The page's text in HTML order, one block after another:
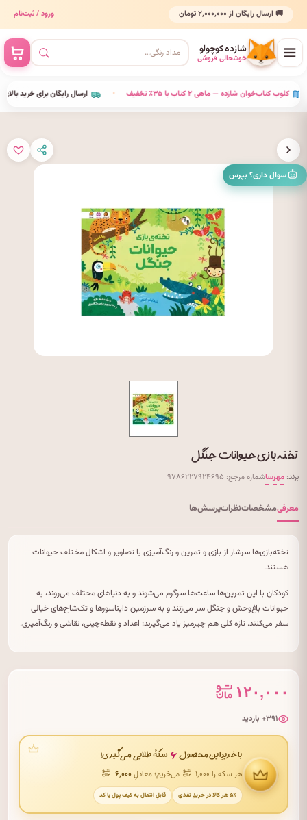
🚚 ارسال رایگان از ۲٬۰۰۰٬۰۰۰ تومان ورود / ثبت‌نام
شازده کوچولو
خوشحالی فروشی
ارسال رایگان برای خرید بالای • کلوب کتاب‌خوان شازده — ماهی ۲ کتاب با ۳۵٪ تخفیف •
سوال داری؟ بپرس
تخته بازی حیوانات جنگل
برند: مهرساشماره مرجع: ۹۷۸۶۲۲۷۹۲۴۶۹۵
معرفیمشخصاتنظراتپرسش‌ها
تخته‌بازی‌ها سرشار از بازی و تمرین و رنگ‌آمیزی با تصاویر و اشکال مختلف حیوانات
هستند.
کودکان با این تمرین‌ها ساعت‌ها سرگرم می‌شوند و به دنیاهای مختلف می‌روند، به
حیوانات باغ‌وحش و جنگل سر می‌زنند و به سرزمین دایناسورها و تک‌شاخ‌های خیالی
سفر می‌کنند. تازه کلی هم چیزمیز یاد می‌گیرند: اعداد و نقطه‌چینی، نقاشی و رنگ‌آمیزی.
۱۲۰,۰۰۰
۳۹۱+ بازدید
با خریدِ این محصول ۶ سکهٔ طلایی می‌گیری!
هر سکه را ۱٬۰۰۰ می‌خریم؛ معادلِ۶٬۰۰۰
۵٪ هر کالا در خریدِ نقدی قابلِ انتقال به کیف پول یا کد